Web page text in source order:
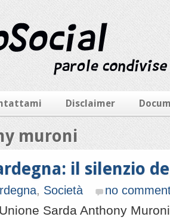
Disclaimer
muroni
il silenzio
, Società no
Sarda Anthony